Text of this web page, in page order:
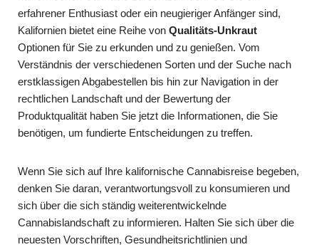
erfahrener Enthusiast oder ein neugieriger Anfänger sind,
Kalifornien bietet eine Reihe von Qualitäts-Unkraut
Optionen für Sie zu erkunden und zu genießen. Vom
Verständnis der verschiedenen Sorten und der Suche nach
erstklassigen Abgabestellen bis hin zur Navigation in der
rechtlichen Landschaft und der Bewertung der
Produktqualität haben Sie jetzt die Informationen, die Sie
benötigen, um fundierte Entscheidungen zu treffen.
Wenn Sie sich auf Ihre kalifornische Cannabisreise begeben,
denken Sie daran, verantwortungsvoll zu konsumieren und
sich über die sich ständig weiterentwickelnde
Cannabislandschaft zu informieren. Halten Sie sich über die
neuesten Vorschriften, Gesundheitsrichtlinien und